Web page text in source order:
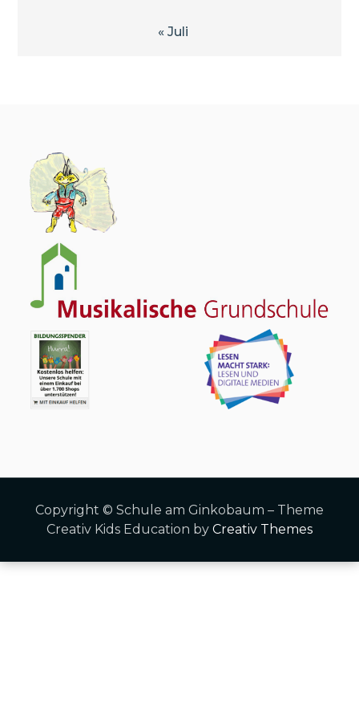
« Juli
Copyright © Schule am Ginkobaum – Theme
Creativ Kids Education by Creativ Themes